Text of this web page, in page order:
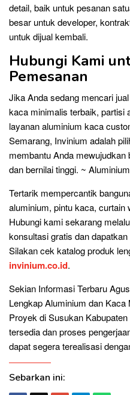
detail, baik untuk pesanan
besar untuk developer,
untuk dijual kembali.
Hubungi Kami
Pemesanan
Jika Anda sedang mencari
kaca minimalis terbaik, partisi
layanan aluminium kaca
Semarang, Invinium adalah
membantu Anda
dan bernilai tinggi. ~
Tertarik mempercantik
aluminium, pintu kaca, curtain
Hubungi kami sekarang
konsultasi gratis dan
Silakan cek katalog produk
invinium.co.id.
Sekian Informasi Terbaru
Lengkap Aluminium dan
Proyek di Susukan
tersedia dan proses
dapat segera terealisasi
Sebarkan ini: